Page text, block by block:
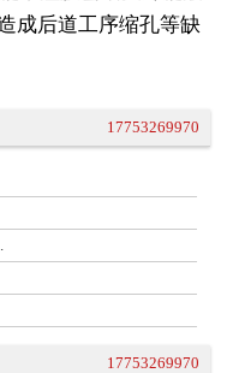
成后道工序缩孔等缺
17753269970
17753269970